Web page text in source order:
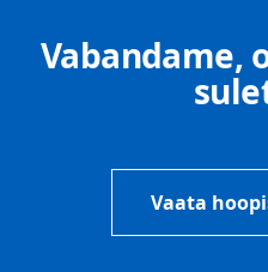
Vabandame,
Vaata